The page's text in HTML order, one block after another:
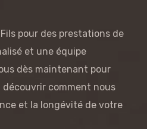
pour des prestations de
et une équipe
dès maintenant pour
comment nous
et la longévité de votre